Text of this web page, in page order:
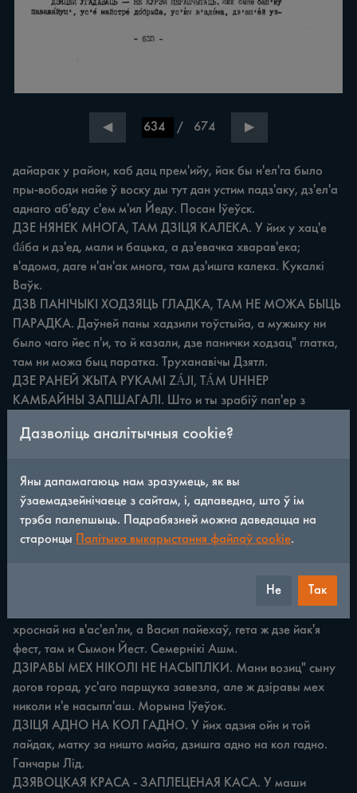
◀ / 674 ▶
дайарак у район, каб дац прем'ийу, йак бы н'ел'га было
пры-вободи найе ў воску ды тут дан устим падз'аку, дз'ел'а
аднаго аб'еду с'ем м'ил Йеду. Посан Іўеўск.
ДЗЕ НЯНЕК МНОГА, ТАМ ДЗІЦЯ КАЛЕКА. У йих у хац'e
đáба и дз'ед, мали и бацька, а дз'евачка хварав'ека;
в'адома, даге н'ан'ак многа, там дз'ишга калека. Кукалкі
Ваўк.
ДЗВ ПАНІЧЫКІ ХОДЗЯЦЬ ГЛАДКА, ТАМ НЕ МОЖА БЫЦЬ
ПАРАДКА. Даўней паны хадзили тоўстыйа, а мужыку ни
было чаго йес п'и, то й казали, дзе панички ходзац" глатка,
там ни можа быц паратка. Труханавічы Дзятл.
ДЗЕ РАНЕЙ ЖЫТА РУКАМІ ZÁJI, TÁM UHНЕР
КАМБАЙНЫ ЗАПШАГАЛІ. Што и ты зрабіў пап'ер з
йак'ийа пали; дзе раней жита рука-м'н кали, там пап'ер
камбайны зашагали. Дзятлавічы Ваўк.
ДЗЕ РОСТ, ТАМ І СІЛА. Во Мак'я з п'аб'е хлоп'ап вырас, а
дз'е рост, там и сила, падмога бапку н'и малата.
Баброўнікі Гродз.
ДЗЕ СВАЁ САБАКІ КУСАЙЮЦЦА, ХАЙ ЧУЖНЯ НЕ
разб'аруща й без п'аб'е, дзе свайе сабак и кусайуша, хай
хроснай на в'ас'ел'ли, а Васил пайехаў, гета ж дзе йак'я
фест, там и Сымон Йест. Семернікі Ашм.
ДЗІРАВЫ МЕХ НІКОЛІ НЕ НАСЫПЛКИ. Мани возиц" сыну
догов горад, ус'аго парщука завезла, але ж дзіравы мех
николи н'е насыпл'аш. Морына Іўеўок.
ДЗІЦЯ АДНО НА КОЛ ГАДНО. У йих адзия ойн и той
лайдак, матку за ништо майа, дзишга адно на кол гадно.
Ганчары Лід.
ДЗЯВОЦКАЯ КРАСА - ЗАПЛЕЦЕНАЯ КАСА. У маши
Дазволіць аналітычныя cookie?
Яны дапамагаюць нам зразумець, як вы
ўзаемадзейнічаеце з сайтам, і, адпаведна, што ў ім
трэба палепшыць. Падрабязней можна даведацца на
старонцы Палітыка выкарыстання файлаў cookie.
Не Так